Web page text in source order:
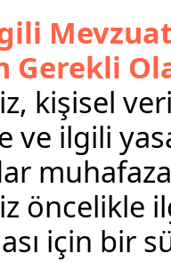
Gerekli
kişisel
ve ilgili
öncelikle
için bir